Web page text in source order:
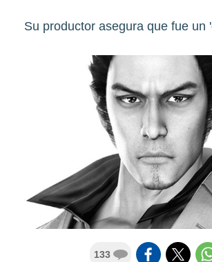
Su productor asegura que fue un
133